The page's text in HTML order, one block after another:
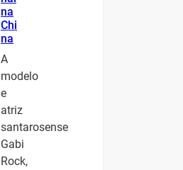
na
Chi
na
A
modelo
e
atriz
santarosense
Gabi
Rock,